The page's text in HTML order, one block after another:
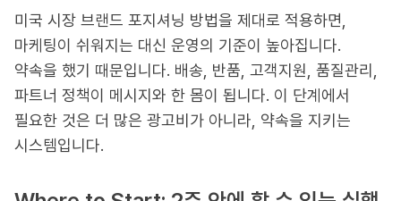
미국 시장 브랜드 포지셔닝 방법을 제대로 적용하면,
마케팅이 쉬워지는 대신 운영의 기준이 높아집니다.
약속을 했기 때문입니다. 배송, 반품, 고객지원, 품질관리,
파트너 정책이 메시지와 한 몸이 됩니다. 이 단계에서
필요한 것은 더 많은 광고비가 아니라, 약속을 지키는
시스템입니다.